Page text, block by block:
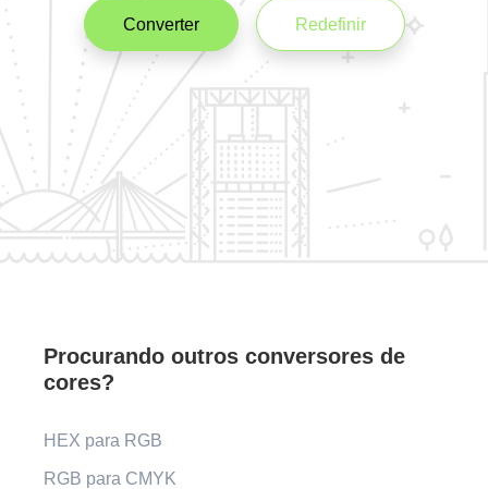
Converter Redefinir
Procurando outros conversores de
cores?
HEX para RGB
RGB para CMYK